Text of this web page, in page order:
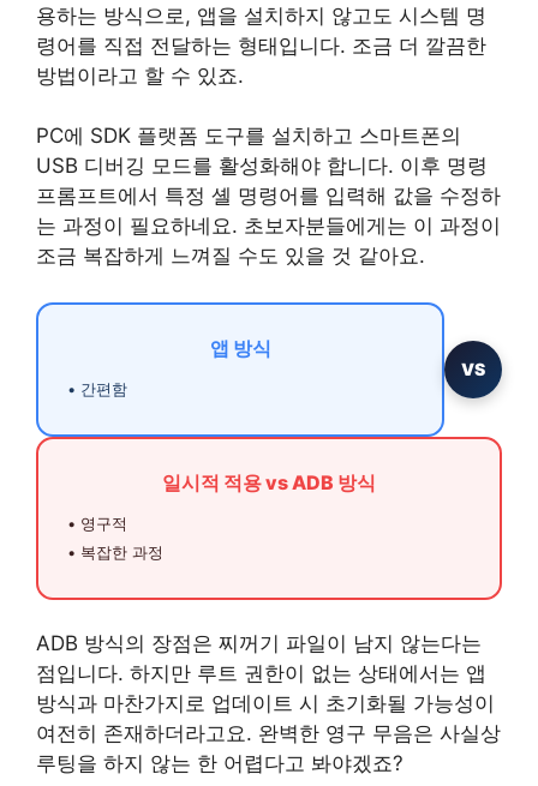
용하는 방식으로, 앱을 설치하지 않고도 시스템 명
령어를 직접 전달하는 형태입니다. 조금 더 깔끔한
방법이라고 할 수 있죠.
PC에 SDK 플랫폼 도구를 설치하고 스마트폰의
USB 디버깅 모드를 활성화해야 합니다. 이후 명령
프롬프트에서 특정 셸 명령어를 입력해 값을 수정하
는 과정이 필요하네요. 초보자분들에게는 이 과정이
조금 복잡하게 느껴질 수도 있을 것 같아요.
앱 방식
• 간편함
VS
일시적 적용 vs ADB 방식
• 영구적
• 복잡한 과정
ADB 방식의 장점은 찌꺼기 파일이 남지 않는다는
점입니다. 하지만 루트 권한이 없는 상태에서는 앱
방식과 마찬가지로 업데이트 시 초기화될 가능성이
여전히 존재하더라고요. 완벽한 영구 무음은 사실상
루팅을 하지 않는 한 어렵다고 봐야겠죠?